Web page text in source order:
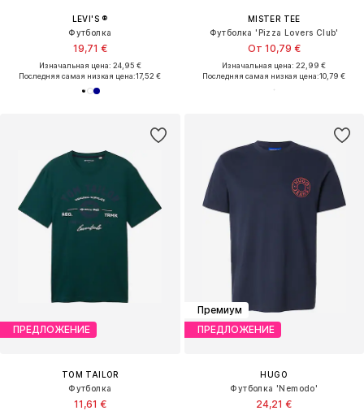
LEVI'S ®
Футболка
19,71 €
Изначальная цена: 24,95 €
Последняя самая низкая цена:17,52 €
MISTER TEE
Футболка 'Pizza Lovers Club'
От 10,79 €
Изначальная цена: 22,99 €
Последняя самая низкая цена:10,79 €
ПРЕДЛОЖЕНИЕ
TOM TAILOR
Футболка
11,61 €
Премиум
ПРЕДЛОЖЕНИЕ
HUGO
Футболка 'Nemodo'
24,21 €